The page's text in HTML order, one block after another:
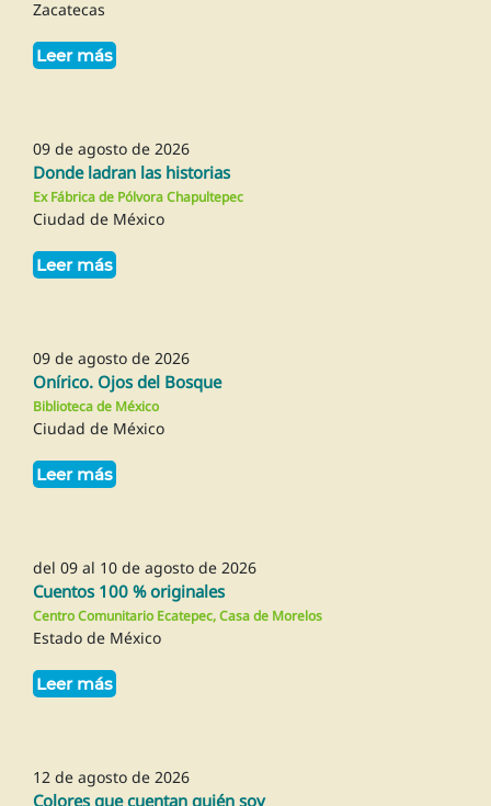
Zacatecas
Leer más
09 de agosto de 2026
Donde ladran las historias
Ex Fábrica de Pólvora Chapultepec
Ciudad de México
Leer más
09 de agosto de 2026
Onírico. Ojos del Bosque
Biblioteca de México
Ciudad de México
Leer más
del 09 al 10 de agosto de 2026
Cuentos 100 % originales
Centro Comunitario Ecatepec, Casa de Morelos
Estado de México
Leer más
12 de agosto de 2026
Colores que cuentan quién soy